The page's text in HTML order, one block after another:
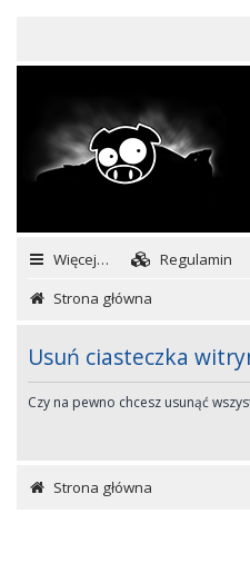
Więcej… Regulamin
Strona główna
Usuń ciasteczka
Czy na pewno chcesz usunąć
Strona główna